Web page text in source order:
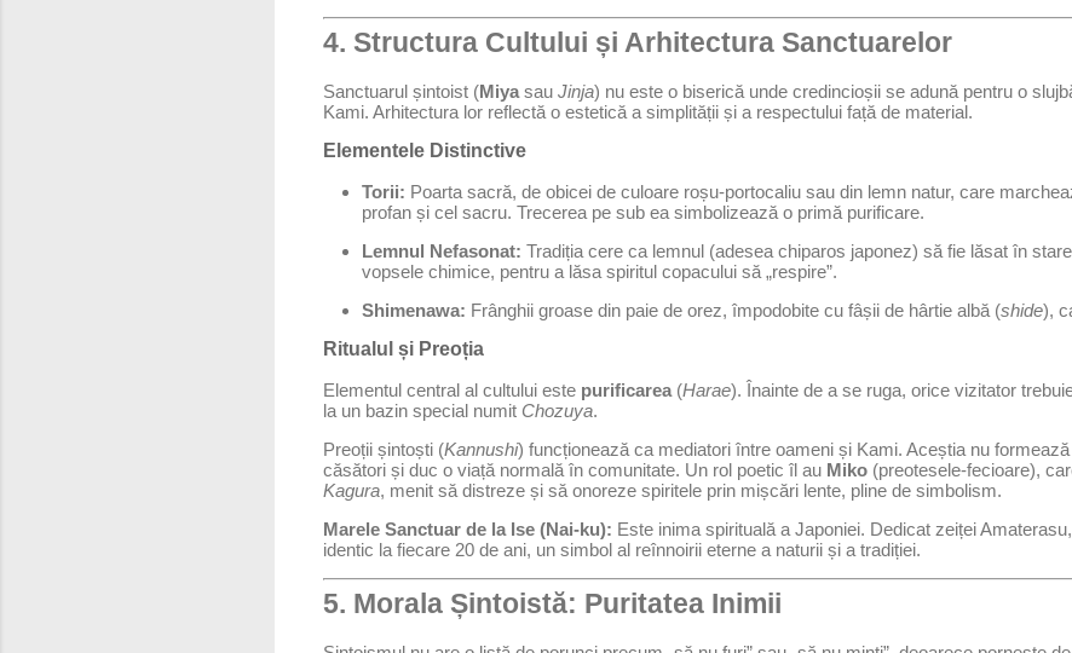
4. Structura Cultului și Arhitectura Sanctuarelor
Sanctuarul șintoist (Miya sau Jinja) nu este o biserică unde credincioșii se adună pentru o
Kami. Arhitectura lor reflectă o estetică a simplității și a respectului față de material.
Elementele Distinctive
Torii: Poarta sacră, de obicei de culoare roșu-portocaliu sau din lemn natur, care
profan și cel sacru. Trecerea pe sub ea simbolizează o primă purificare.
Lemnul Nefasonat: Tradiția cere ca lemnul (adesea chiparos japonez) să fie lăsat în
vopsele chimice, pentru a lăsa spiritul copacului să „respire”.
Shimenawa: Frânghii groase din paie de orez, împodobite cu fâșii de hârtie albă (shide),
Ritualul și Preoția
Elementul central al cultului este purificarea (Harae). Înainte de a se ruga, orice vizitator
la un bazin special numit Chozuya.
Preoții șintoști (Kannushi) funcționează ca mediatori între oameni și Kami. Aceștia nu
căsători și duc o viață normală în comunitate. Un rol poetic îl au Miko (preotesele-fecioare),
Kagura, menit să distreze și să onoreze spiritele prin mișcări lente, pline de simbolism.
Marele Sanctuar de la Ise (Nai-ku): Este inima spirituală a Japoniei. Dedicat zeiței
identic la fiecare 20 de ani, un simbol al reînnoirii eterne a naturii și a tradiției.
5. Morala Șintoistă: Puritatea Inimii